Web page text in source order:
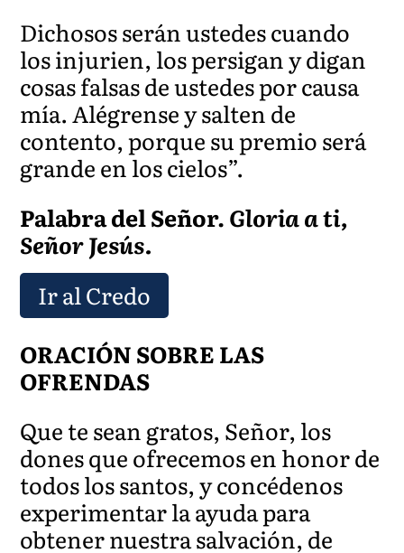
Dichosos serán ustedes cuando
los injurien, los persigan y digan
cosas falsas de ustedes por causa
mía. Alégrense y salten de
contento, porque su premio será
grande en los cielos”.
Palabra del Señor.Gloria a ti,
Señor Jesús.
Ir al Credo
ORACIÓN SOBRE LAS
OFRENDAS
Que te sean gratos, Señor, los
dones que ofrecemos en honor de
todos los santos, y concédenos
experimentar la ayuda para
obtener nuestra salvación, de